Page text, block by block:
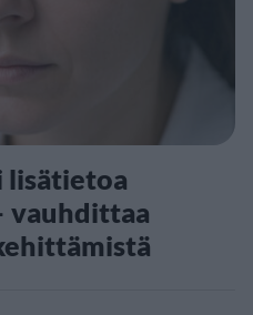
lisätietoa
vauhdittaa